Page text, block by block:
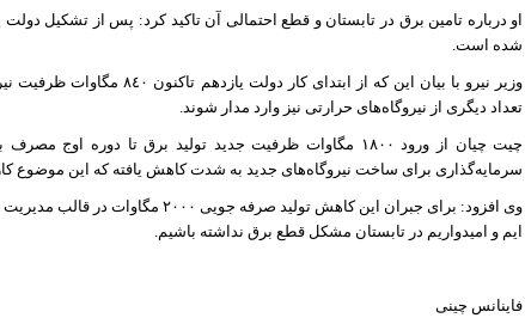
او درباره تامین برق در تابستان و قطع احتمالی آن تاکید کرد: پس از تشکیل
شده است.
وزیر نیرو با بیان این که از
تعداد دیگری از نیروگاه‌های حرارتی نیز وارد مدار شوند.
چیت چیان از ورود ١٨٠٠ مگاوات ظرفیت جدید تولید برق تا
سرمایه‌گذاری برای ساخت نیروگاه‌های جدید به شدت کاهش یافته که این موضوع
وی افزود: برای جبران این کاهش تولید
ایم و امیدواریم در تابستان مشکل قطع برق نداشته باشیم.
فاینانس چینی